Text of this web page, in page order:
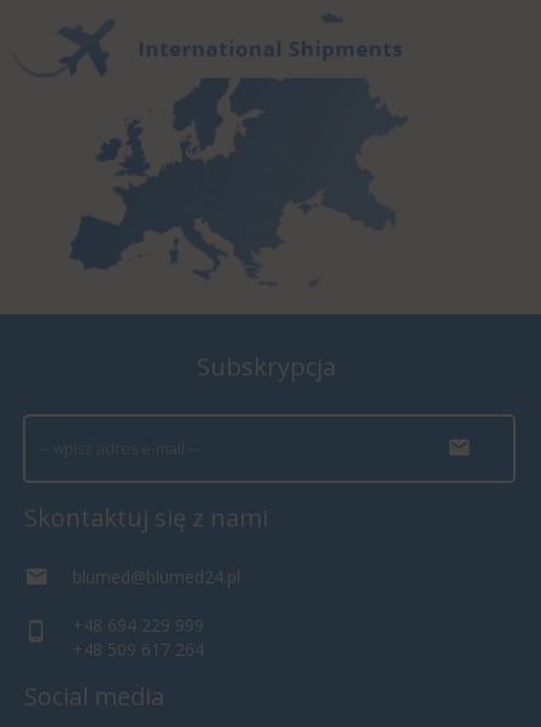
Subskrypcja
Skontaktuj się z nami
blumed@blumed24.pl
+48 694 229 999
+48 509 617 264
Social media